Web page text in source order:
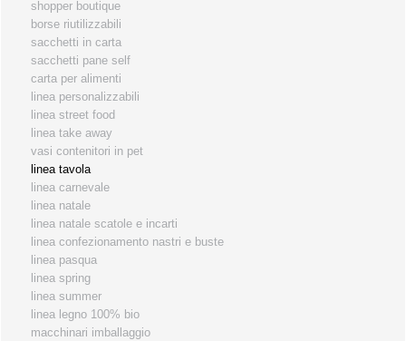
i partners
servizio clienti
fiere
shopper boutique
borse riutilizzabili
sacchetti in carta
sacchetti pane self
carta per alimenti
linea personalizzabili
linea street food
linea take away
vasi contenitori in pet
linea tavola
linea carnevale
linea natale
linea natale scatole e incarti
linea confezionamento nastri e buste
linea pasqua
linea spring
linea summer
linea legno 100% bio
macchinari imballaggio